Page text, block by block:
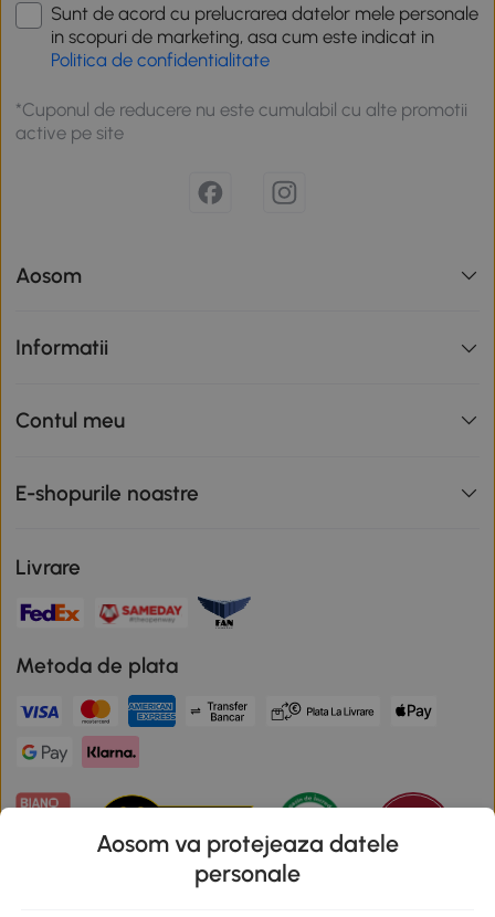
Sunt de acord cu prelucrarea datelor mele personale
in scopuri de marketing, asa cum este indicat in
Politica de confidentialitate
*Cuponul de reducere nu este cumulabil cu alte promotii
active pe site
Aosom
Informatii
Contul meu
E-shopurile noastre
Livrare
Metoda de plata
Aosom va protejeaza datele
personale